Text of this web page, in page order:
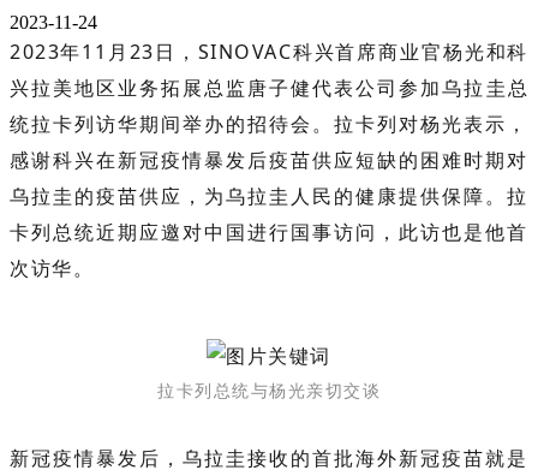
2023-11-24
2023年11月23日，SINOVAC科兴首席商业官杨光和科
兴拉美地区业务拓展总监唐子健代表公司参加乌拉圭总
统拉卡列访华期间举办的招待会。拉卡列对杨光表示，
感谢科兴在新冠疫情暴发后疫苗供应短缺的困难时期对
乌拉圭的疫苗供应，为乌拉圭人民的健康提供保障。拉
卡列总统近期应邀对中国进行国事访问，此访也是他首
次访华。
拉卡列总统与杨光亲切交谈
新冠疫情暴发后，乌拉圭接收的首批海外新冠疫苗就是